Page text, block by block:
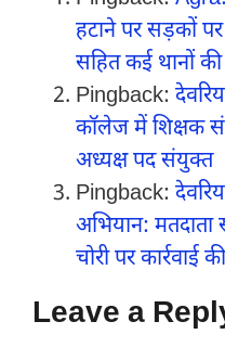
हटाने पर सड़कों
सहित कई थानों
Pingback:
कॉलेज में शिक्षक
अध्यक्ष पद संयुक्त
Pingback:
अभियान: मतदाता
चोरी पर कार्रवाई की
Leave a